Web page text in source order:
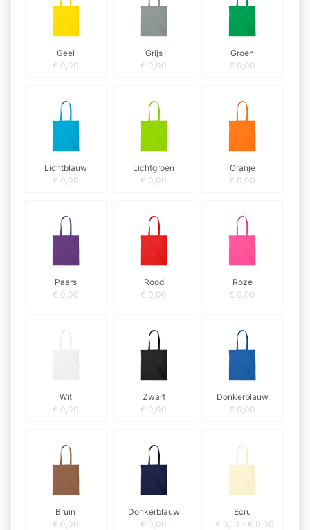
Geel
€ 0,00
Grijs
€ 0,00
Groen
€ 0,00
Lichtblauw
€ 0,00
Lichtgroen
€ 0,00
Oranje
€ 0,00
Paars
€ 0,00
Rood
€ 0,00
Roze
€ 0,00
Wit
€ 0,00
Zwart
€ 0,00
Donkerblauw
€ 0,00
Bruin
€ 0,00
Donkerblauw
€ 0,00
Ecru
- € 0,10 - € 0,00